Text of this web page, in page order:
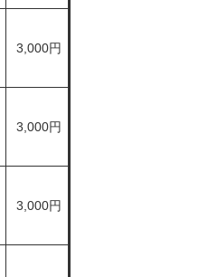
3,000円
3,000円
3,000円